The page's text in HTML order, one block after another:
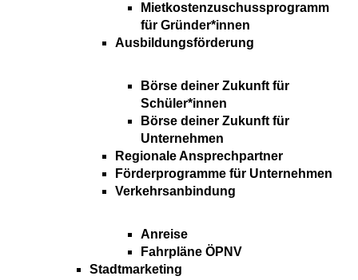
Mietkostenzuschussprogramm
für Gründer*innen
Ausbildungsförderung
Börse deiner Zukunft für
Schüler*innen
Börse deiner Zukunft für
Unternehmen
Regionale Ansprechpartner
Förderprogramme für Unternehmen
Verkehrsanbindung
Anreise
Fahrpläne ÖPNV
Stadtmarketing